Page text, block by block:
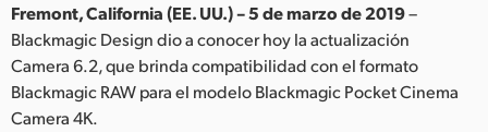
Japan
Korea
Fremont, California (EE. UU.) – 5 de marzo de 2019–
Blackmagic Design dio a conocer hoy la actualización
Camera 6.2, que brinda compatibilidad con el formato
Blackmagic RAW para el modelo Blackmagic Pocket Cinema
Camera 4K.